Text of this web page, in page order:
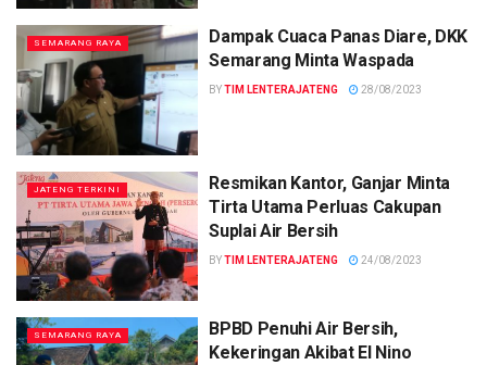
SEMARANG RAYA
Dampak Cuaca Panas Diare, DKK
Semarang Minta Waspada
BYTIM LENTERAJATENG 28/08/2023
JATENG TERKINI
Resmikan Kantor, Ganjar Minta
Tirta Utama Perluas Cakupan
Suplai Air Bersih
BYTIM LENTERAJATENG 24/08/2023
SEMARANG RAYA
BPBD Penuhi Air Bersih,
Kekeringan Akibat El Nino